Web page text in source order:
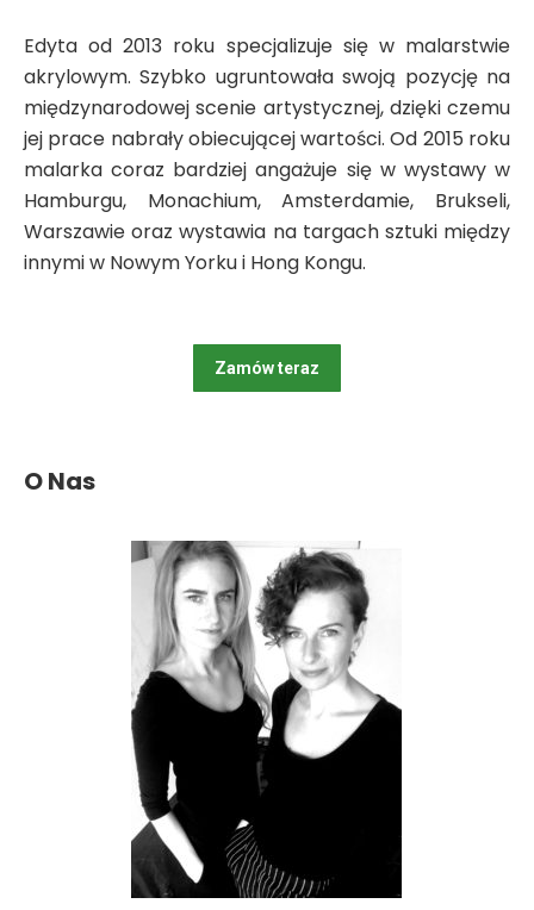
Edyta od 2013 roku specjalizuje się w malarstwie
akrylowym. Szybko ugruntowała swoją pozycję na
międzynarodowej scenie artystycznej, dzięki czemu
jej prace nabrały obiecującej wartości. Od 2015 roku
malarka coraz bardziej angażuje się w wystawy w
Hamburgu, Monachium, Amsterdamie, Brukseli,
Warszawie oraz wystawia na targach sztuki między
innymi w Nowym Yorku i Hong Kongu.
Zamów teraz
O Nas